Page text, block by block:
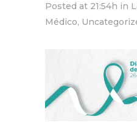
Posted at 21:54h in
Médico,